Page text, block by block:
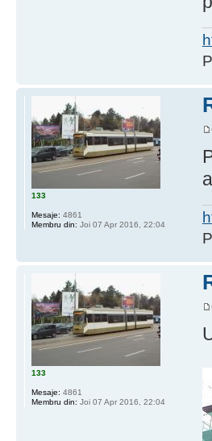
133
Mesaje: 4861
Membru din: Joi 07 Apr 2016, 22:04
133
Mesaje: 4861
Membru din: Joi 07 Apr 2016, 22:04